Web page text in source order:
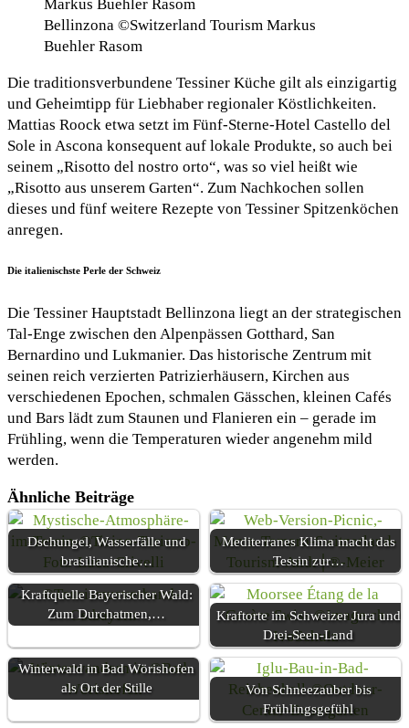
Bellinzona ©Switzerland Tourism Markus
Buehler Rasom
Die traditionsverbundene Tessiner Küche gilt als einzigartig
und Geheimtipp für Liebhaber regionaler Köstlichkeiten.
Mattias Roock etwa setzt im Fünf-Sterne-Hotel Castello del
Sole in Ascona konsequent auf lokale Produkte, so auch bei
seinem „Risotto del nostro orto“, was so viel heißt wie
„Risotto aus unserem Garten“. Zum Nachkochen sollen
dieses und fünf weitere Rezepte von Tessiner Spitzenköchen
anregen.
Die italienischste Perle der Schweiz
Die Tessiner Hauptstadt Bellinzona liegt an der strategischen
Tal-Enge zwischen den Alpenpässen Gotthard, San
Bernardino und Lukmanier. Das historische Zentrum mit
seinen reich verzierten Patrizierhäusern, Kirchen aus
verschiedenen Epochen, schmalen Gässchen, kleinen Cafés
und Bars lädt zum Staunen und Flanieren ein – gerade im
Frühling, wenn die Temperaturen wieder angenehm mild
werden.
Ähnliche Beiträge
Dschungel, Wasserfälle und
brasilianische…
Mediterranes Klima macht das
Tessin zur…
Kraftquelle Bayerischer Wald:
Zum Durchatmen,…
Kraftorte im Schweizer Jura und
Drei-Seen-Land
Winterwald in Bad Wörishofen
als Ort der Stille
Von Schneezauber bis
Frühlingsgefühl